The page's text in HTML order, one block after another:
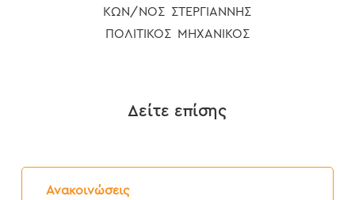
ΚΩΝ/ΝΟΣ ΣΤΕΡΓΙΑΝΝΗΣ
ΠΟΛΙΤΙΚΟΣ ΜΗΧΑΝΙΚΟΣ
Δείτε επίσης
Ανακοινώσεις
Δελτίο
Τύπου: